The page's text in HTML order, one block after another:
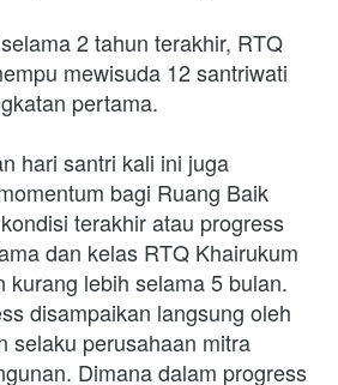
2 tahun terakhir, RTQ
mewisuda 12 santriwati
pertama.
hari santri kali ini juga
bagi Ruang Baik
terakhir atau progress
dan kelas RTQ Khairukum
kurang lebih selama 5 bulan.
disampaikan langsung oleh
selaku perusahaan mitra
Dimana dalam progress